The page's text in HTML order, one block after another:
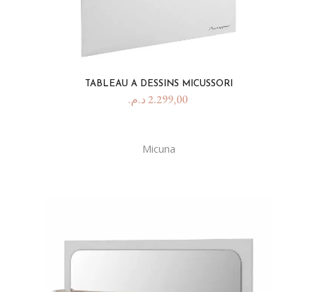
TABLEAU A DESSINS MICUSSORI
2.299,00د.م.
Micuna